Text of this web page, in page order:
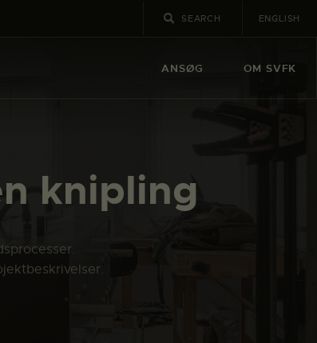
ENGLISH
ANSØG OM SVFK
knipling